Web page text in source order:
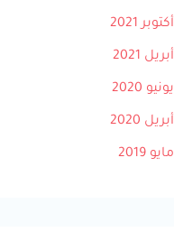
أكتوبر 2021
أبريل 2021
يونيو 2020
أبريل 2020
مايو 2019